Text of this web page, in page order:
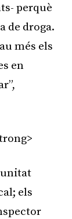
perquè
de droga.
més els
en
unitat
els